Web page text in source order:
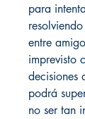
para
entre
imprevisto
decisiones
podrá
no ser tan